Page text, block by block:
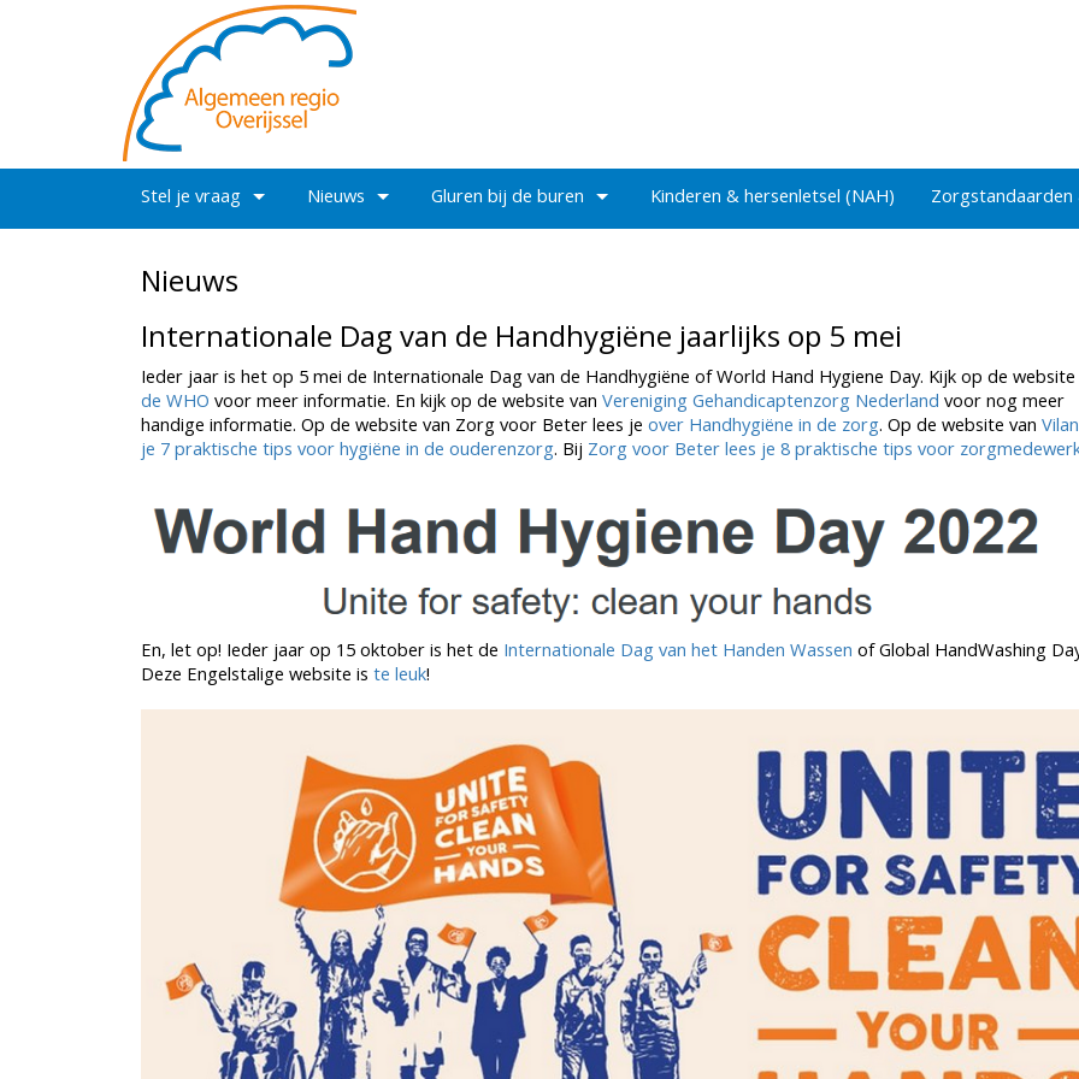
Stel je vraag Nieuws Gluren bij de buren Kinderen & hersenletsel (NAH) Zorgstandaarden
Nieuws
Internationale Dag van de Handhygiëne jaarlijks op 5 mei
Ieder jaar is het op 5 mei de Internationale Dag van de Handhygiëne of World Hand Hygiene Day. Kijk op de website
de WHO voor meer informatie. En kijk op de website van Vereniging Gehandicaptenzorg Nederland voor nog meer
handige informatie. Op de website van Zorg voor Beter lees je over Handhygiëne in de zorg. Op de website van
je 7 praktische tips voor hygiëne in de ouderenzorg. Bij Zorg voor Beter lees je 8 praktische tips voor
En, let op! Ieder jaar op 15 oktober is het de Internationale Dag van het Handen Wassen of Global HandWashing
Deze Engelstalige website is te leuk!